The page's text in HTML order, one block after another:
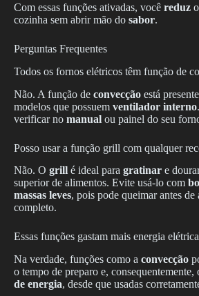
Com essas funções ativadas, você reduz
cozinha sem abrir mão do sabor.
Perguntas Frequentes
Todos os fornos elétricos têm função de
Não. A função de convecção está
modelos que possuem ventilador interno
verificar no manual ou painel do seu
Posso usar a função grill com qualquer
Não. O grill é ideal para gratinar e
superior de alimentos. Evite usá-lo com
massas leves, pois pode queimar antes de
completo.
Essas funções gastam mais energia
Na verdade, funções como a convecção
o tempo de preparo e, consequentemente,
de energia, desde que usadas